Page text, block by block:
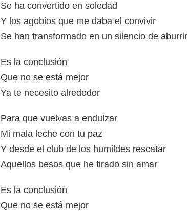
Se ha convertido en soledad
Y los agobios que me daba el convivir
Se han transformado en un silencio de aburrir
Es la conclusión
Que no se está mejor
Ya te necesito alrededor
Para que vuelvas a endulzar
Mi mala leche con tu paz
Y desde el club de los humildes rescatar
Aquellos besos que he tirado sin amar
Es la conclusión
Que no se está mejor